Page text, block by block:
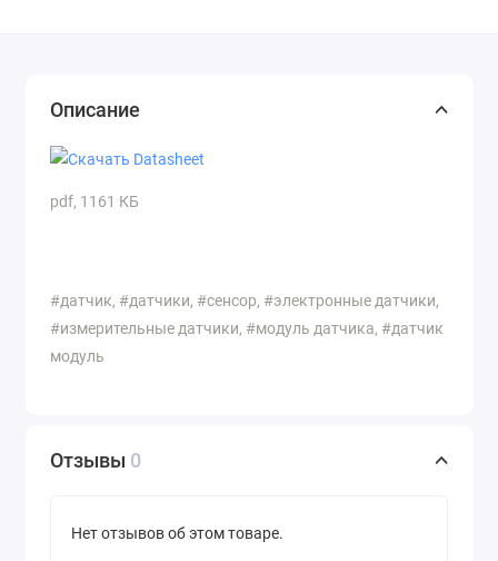
Описание
pdf, 1161 КБ
#датчик, #датчики, #сенсор, #электронные датчики,
#измерительные датчики, #модуль датчика, #датчик
модуль
Отзывы 0
Нет отзывов об этом товаре.